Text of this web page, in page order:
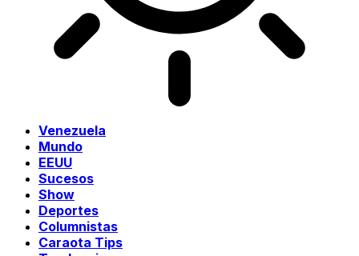
Venezuela
Mundo
EEUU
Sucesos
Show
Deportes
Columnistas
Caraota Tips